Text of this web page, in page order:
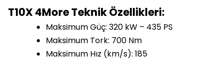
T10X 4More Teknik Özellikleri:
Maksimum Güç: 320 kW – 435 PS
Maksimum Tork: 700 Nm
Maksimum Hız (km/s): 185